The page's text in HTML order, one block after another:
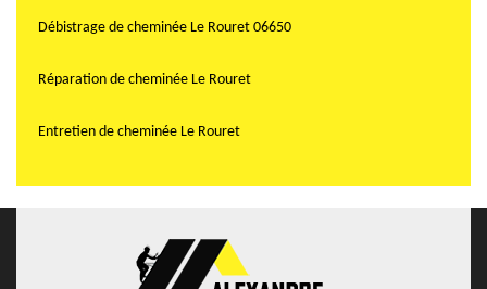
Débistrage de cheminée Le Rouret 06650
Réparation de cheminée Le Rouret
Entretien de cheminée Le Rouret